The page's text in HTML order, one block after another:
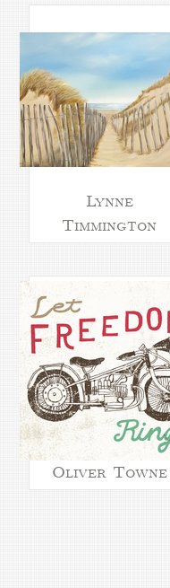
Lynne
Timmington
Oliver Towne